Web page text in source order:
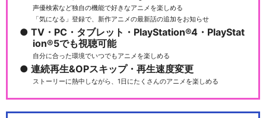
声優検索など独自の機能で好きなアニメを楽しめる
「気になる」登録で、新作アニメの最新話の追加をお知らせ
TV・PC・タブレット・PlayStation®4・PlayStat
ion®5でも視聴可能
自分に合った環境でいつでもアニメを楽しめる
連続再生&OPスキップ・再生速度変更
ストーリーに熱中しながら、1日にたくさんのアニメを楽しめる